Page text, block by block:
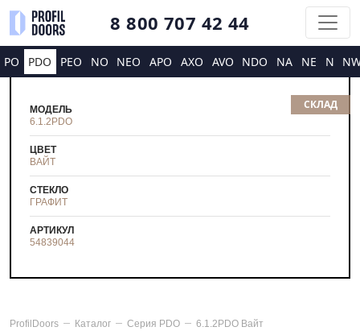
8 800 707 42 44
PO PDO PEO NO NEO APO AXO AVO NDO NA NE N
СКЛАД
МОДЕЛЬ
6.1.2PDO
ЦВЕТ
ВАЙТ
СТЕКЛО
ГРАФИТ
АРТИКУЛ
54839044
ProfilDoors Каталог Серия PDO 6.1.2PDO Вайт